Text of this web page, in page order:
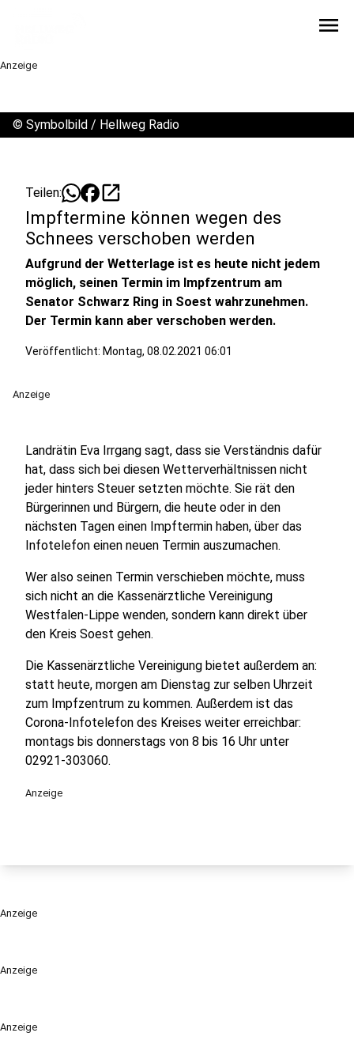
menu
Anzeige
Anzeige
Anzeige
© Symbolbild / Hellweg Radio
Teilen: open_in_new
Impftermine können wegen des
Schnees verschoben werden
Aufgrund der Wetterlage ist es heute nicht jedem
möglich, seinen Termin im Impfzentrum am
Senator Schwarz Ring in Soest wahrzunehmen.
Der Termin kann aber verschoben werden.
Veröffentlicht: Montag, 08.02.2021 06:01
Anzeige
Landrätin Eva Irrgang sagt, dass sie Verständnis dafür
hat, dass sich bei diesen Wetterverhältnissen nicht
jeder hinters Steuer setzten möchte. Sie rät den
Bürgerinnen und Bürgern, die heute oder in den
nächsten Tagen einen Impftermin haben, über das
Infotelefon einen neuen Termin auszumachen.
Wer also seinen Termin verschieben möchte, muss
sich nicht an die Kassenärztliche Vereinigung
Westfalen-Lippe wenden, sondern kann direkt über
den Kreis Soest gehen.
Die Kassenärztliche Vereinigung bietet außerdem an:
statt heute, morgen am Dienstag zur selben Uhrzeit
zum Impfzentrum zu kommen. Außerdem ist das
Corona-Infotelefon des Kreises weiter erreichbar:
montags bis donnerstags von 8 bis 16 Uhr unter
02921-303060.
Anzeige
Anzeige